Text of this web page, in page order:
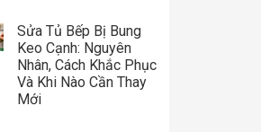
Sửa Tủ Bếp Bị Bung
Keo Cạnh: Nguyên
Nhân, Cách Khắc Phục
Và Khi Nào Cần Thay
Mới